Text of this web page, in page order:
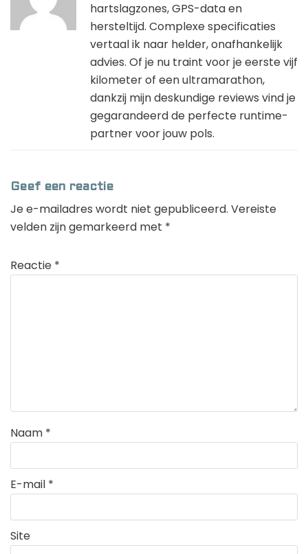
hartslagzones, GPS-data en
hersteltijd. Complexe specificaties
vertaal ik naar helder, onafhankelijk
advies. Of je nu traint voor je eerste vijf
kilometer of een ultramarathon,
dankzij mijn deskundige reviews vind je
gegarandeerd de perfecte runtime-
partner voor jouw pols.
Geef een reactie
Je e-mailadres wordt niet gepubliceerd. Vereiste
velden zijn gemarkeerd met *
Reactie *
Naam *
E-mail *
Site